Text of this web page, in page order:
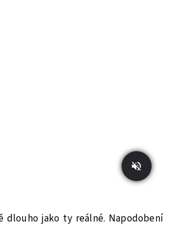
jako ty reálné. Napodobení